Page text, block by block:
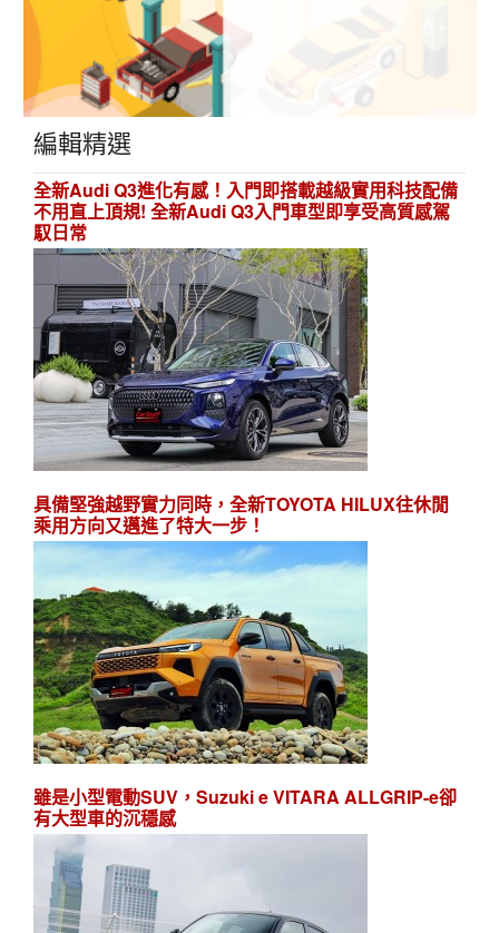
編輯精選
全新Audi Q3進化有感！入門即搭載越級實用科技配備
不用直上頂規! 全新Audi Q3入門車型即享受高質感駕
馭日常
具備堅強越野實力同時，全新TOYOTA HILUX往休閒
乘用方向又邁進了特大一步！
雖是小型電動SUV，Suzuki e VITARA ALLGRIP-e卻
有大型車的沉穩感